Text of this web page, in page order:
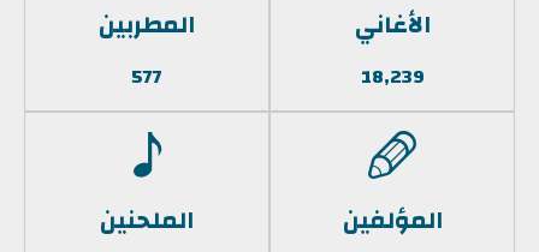
الأغاني
18,239
المطربين
577
المؤلفين الملحنين